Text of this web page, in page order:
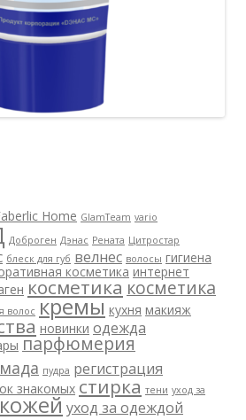
Home GlamTeam vario
Доброген Дэнас Рената Цитростар
блеск для губ велнес волосы гигиена
косметика интернет
косметика косметика
волос кремы кухня макияж
новинки одежда
парфюмерия
пудра регистрация
знакомых стирка тени уход за
уход за одеждой